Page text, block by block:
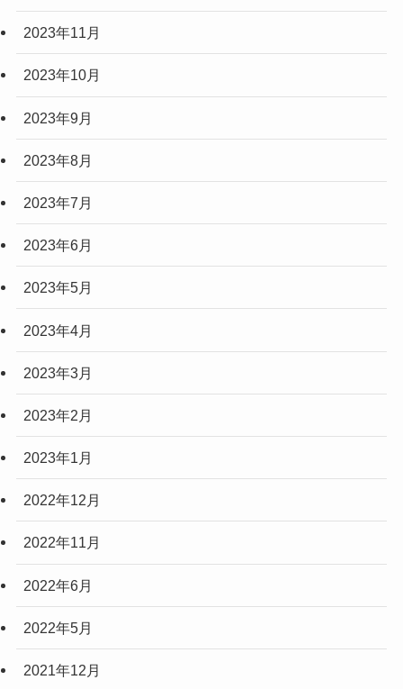
2023年11月
2023年10月
2023年9月
2023年8月
2023年7月
2023年6月
2023年5月
2023年4月
2023年3月
2023年2月
2023年1月
2022年12月
2022年11月
2022年6月
2022年5月
2021年12月